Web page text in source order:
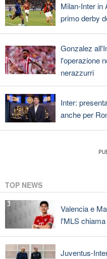
Milan-Inter in
primo derby
Gonzalez
l'operazione
nerazzurri
Inter:
anche per
TOP NEWS
Valencia e
l'MLS
Juventus-